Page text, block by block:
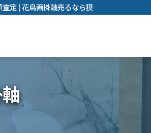
内
容
キ
定 | 花鳥画掛軸売るなら獏